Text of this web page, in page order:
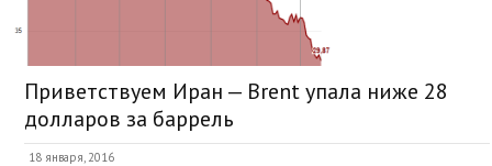
Приветствуем Иран — Brent упала ниже 28
долларов за баррель
18 января, 2016